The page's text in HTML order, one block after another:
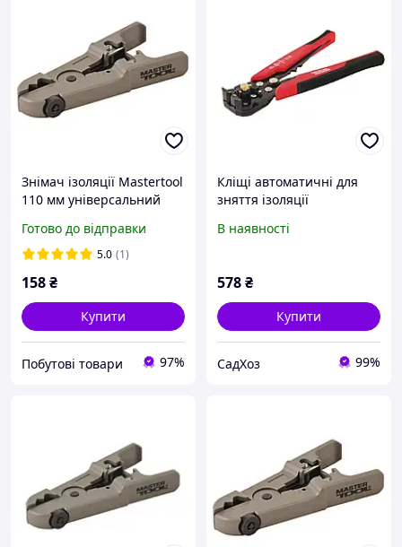
Знімач ізоляції Mastertool
110 мм універсальний
Готово до відправки
5.0 (1)
158₴
Купити
Побутові товари 97%
Кліщі автоматичні для
зняття ізоляції
CrMoV 75-2270
В наявності
578₴
Купити
СадХоз 99%